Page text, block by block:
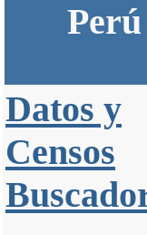
Perú
Datos y
Censos